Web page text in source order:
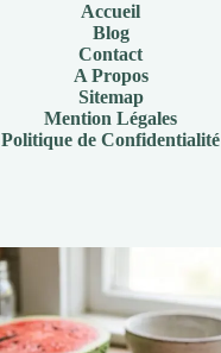
Accueil
Blog
Contact
A Propos
Sitemap
Mention Légales
Politique de Confidentialité